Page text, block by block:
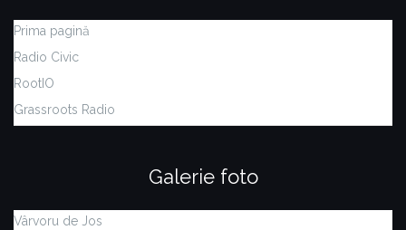
Prima pagină
Radio Civic
RootIO
Grassroots Radio
Galerie foto
Vârvoru de Jos